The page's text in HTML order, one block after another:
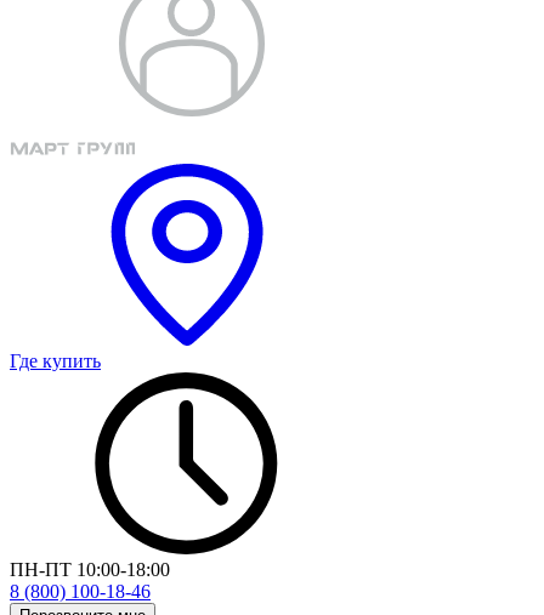
Где купить
ПН-ПТ 10:00-18:00
8 (800) 100-18-46